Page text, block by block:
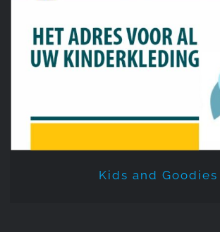
Kids and Goodies
Kids and Goodies